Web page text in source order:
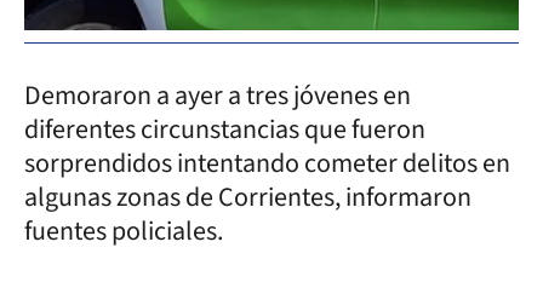
Demoraron a ayer a tres jóvenes en
diferentes circunstancias que fueron
sorprendidos intentando cometer delitos en
algunas zonas de Corrientes, informaron
fuentes policiales.